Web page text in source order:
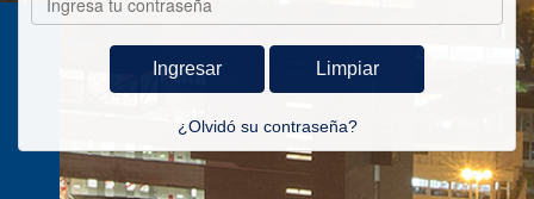
Ingresar Limpiar
¿Olvidó su contraseña?